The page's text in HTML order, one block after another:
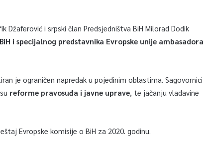
Džaferović i srpski član Predsjedništva BiH Milorad Dodik
i specijalnog predstavnika Evropske unije ambasadora
je ograničen napredak u pojedinim oblastima. Sagovornici
reforme pravosuđa i javne uprave, te jačanju vladavine
Evropske komisije o BiH za 2020. godinu.